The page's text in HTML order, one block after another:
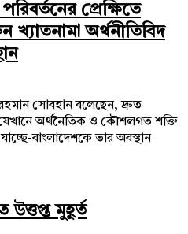
প্রেক্ষিতে
অর্থনীতিবিদ
সোবহান বলেছেন, দ্রুত
যেখানে অর্থনৈতিক ও কৌশলগত শক্তি
বাংলাদেশকে তার অবস্থান
উত্তপ্ত মুহূর্ত